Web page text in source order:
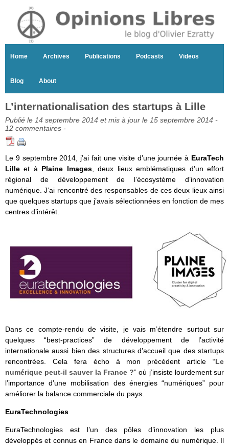
Home Archives Publications Podcasts Videos
Blog About
L’internationalisation des startups à Lille
Publié le 14 septembre 2014 et mis à jour le 15 septembre 2014 -
12 commentaires -
Le 9 septembre 2014, j’ai fait une visite d’une journée à EuraTech
Lilleet à Plaine Images, deux lieux emblématiques d’un effort
régional de développement de l’écosystème d’innovation
numérique. J’ai rencontré des responsables de ces deux lieux ainsi
que quelques startups que j’avais sélectionnées en fonction de mes
centres d’intérêt.
Dans ce compte-rendu de visite, je vais m’étendre surtout sur
quelques “best-practices” de développement de l’activité
internationale aussi bien des structures d’accueil que des startups
rencontrées. Cela fera écho à mon précédent article “Le
numérique peut-il sauver la France ?” où j’insiste lourdement sur
l’importance d’une mobilisation des énergies “numériques” pour
améliorer la balance commerciale du pays.
EuraTechnologies
EuraTechnologies est l’un des pôles d’innovation les plus
développés et connus en France dans le domaine du numérique. Il